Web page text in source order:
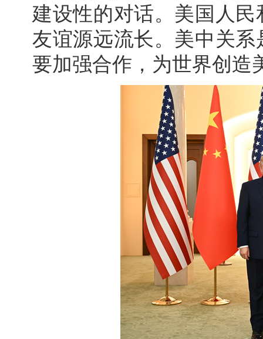
建设性的对话。美国人
友谊源远流长。美中关
要加强合作，为世界创造